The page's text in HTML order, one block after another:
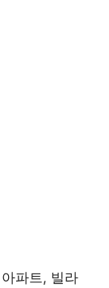
파트, 빌라